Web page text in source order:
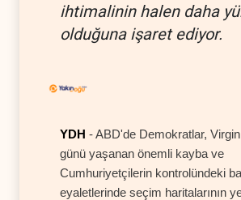
ihtimalinin halen daha
olduğuna işaret ediyor.
YDH - ABD'de Demokratlar,
günü yaşanan önemli kayba ve
Cumhuriyetçilerin kontrolündeki
eyaletlerinde seçim haritalarının